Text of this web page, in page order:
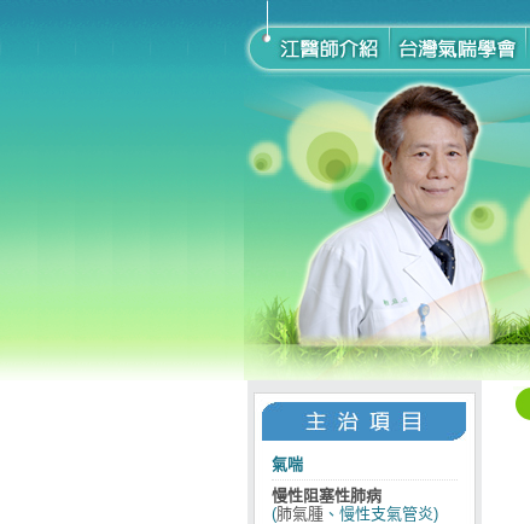
氣喘
慢性阻塞性肺病
(肺氣腫 、慢性支氣管炎)